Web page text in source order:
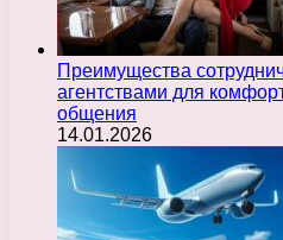
Преимущества
агентствами для
общения
14.01.2026